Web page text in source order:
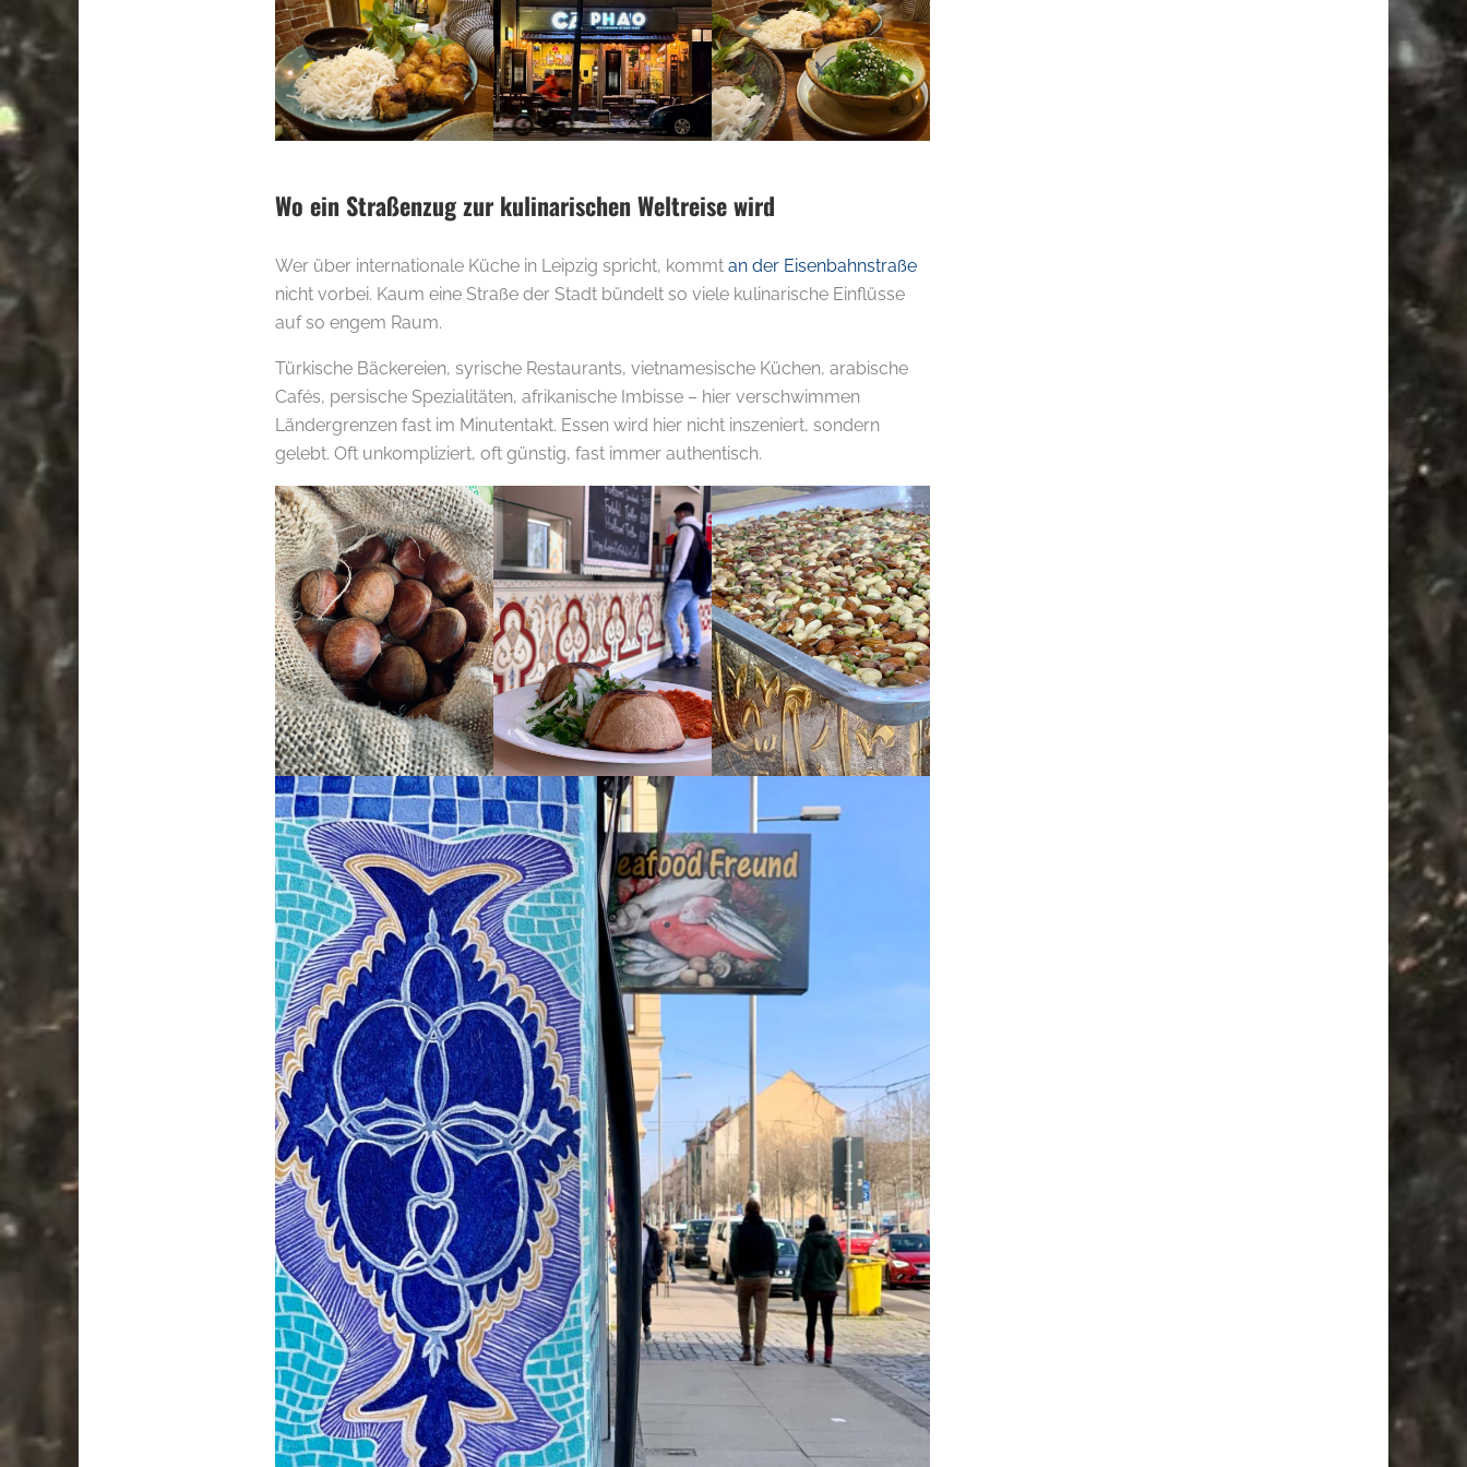
Wo ein Straßenzug zur kulinarischen Weltreise wird
Wer über internationale Küche in Leipzig spricht, kommt an der Eisenbahnstraße
nicht vorbei. Kaum eine Straße der Stadt bündelt so viele kulinarische Einflüsse
auf so engem Raum.
Türkische Bäckereien, syrische Restaurants, vietnamesische Küchen, arabische
Cafés, persische Spezialitäten, afrikanische Imbisse – hier verschwimmen
Ländergrenzen fast im Minutentakt. Essen wird hier nicht inszeniert, sondern
gelebt. Oft unkompliziert, oft günstig, fast immer authentisch.